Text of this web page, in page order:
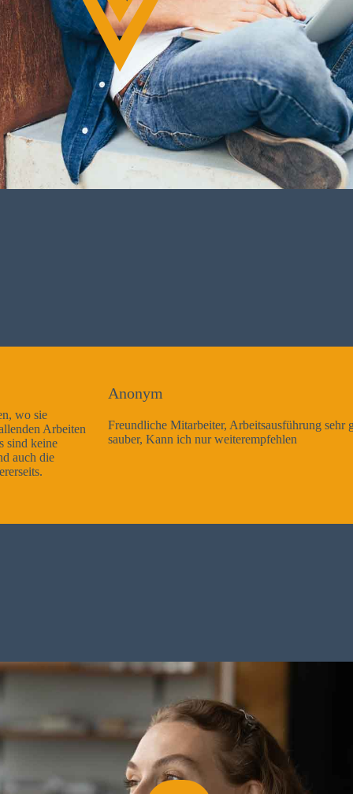
Freundliche Mitarbeiter, Arbeitsausführung sehr gut und sehr
sauber, Kann ich nur weiterempfehlen